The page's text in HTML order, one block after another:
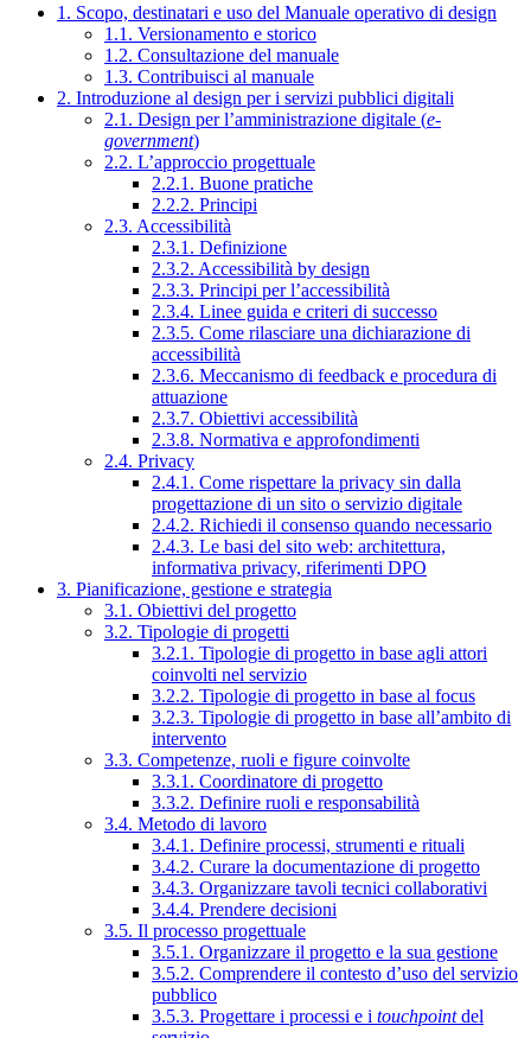
1. Scopo, destinatari e uso del Manuale operativo di design
1.1. Versionamento e storico
1.2. Consultazione del manuale
1.3. Contribuisci al manuale
2. Introduzione al design per i servizi pubblici digitali
2.1. Design per l’amministrazione digitale (e-
government)
2.2. L’approccio progettuale
2.2.1. Buone pratiche
2.2.2. Principi
2.3. Accessibilità
2.3.1. Definizione
2.3.2. Accessibilità by design
2.3.3. Principi per l’accessibilità
2.3.4. Linee guida e criteri di successo
2.3.5. Come rilasciare una dichiarazione di
accessibilità
2.3.6. Meccanismo di feedback e procedura di
attuazione
2.3.7. Obiettivi accessibilità
2.3.8. Normativa e approfondimenti
2.4. Privacy
2.4.1. Come rispettare la privacy sin dalla
progettazione di un sito o servizio digitale
2.4.2. Richiedi il consenso quando necessario
2.4.3. Le basi del sito web: architettura,
informativa privacy, riferimenti DPO
3. Pianificazione, gestione e strategia
3.1. Obiettivi del progetto
3.2. Tipologie di progetti
3.2.1. Tipologie di progetto in base agli attori
coinvolti nel servizio
3.2.2. Tipologie di progetto in base al focus
3.2.3. Tipologie di progetto in base all’ambito di
intervento
3.3. Competenze, ruoli e figure coinvolte
3.3.1. Coordinatore di progetto
3.3.2. Definire ruoli e responsabilità
3.4. Metodo di lavoro
3.4.1. Definire processi, strumenti e rituali
3.4.2. Curare la documentazione di progetto
3.4.3. Organizzare tavoli tecnici collaborativi
3.4.4. Prendere decisioni
3.5. Il processo progettuale
3.5.1. Organizzare il progetto e la sua gestione
3.5.2. Comprendere il contesto d’uso del servizio
pubblico
3.5.3. Progettare i processi e i touchpointdel